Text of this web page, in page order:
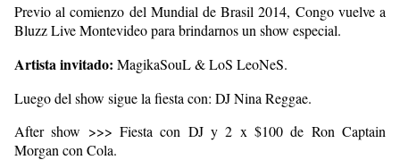
Previo al comienzo del Mundial de Brasil 2014, Congo vuelve a
Bluzz Live Montevideo para brindarnos un show especial.
Artista invitado: MagikaSouL & LoS LeoNeS.
Luego del show sigue la fiesta con: DJ Nina Reggae.
After show >>> Fiesta con DJ y 2 x $100 de Ron Captain
Morgan con Cola.